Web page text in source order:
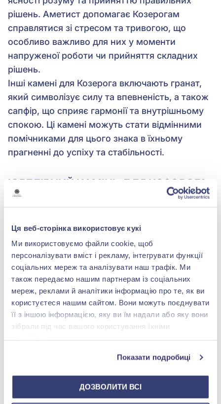
Ця веб-сторінка використовує кукі
Ми використовуємо файли cookie, щоб
персоналізувати вміст і рекламу, інтегрувати функції
соціальних мереж та аналізувати наш трафік. Ми
також передаємо нашим партнерам із соціальних
мереж, реклами й аналітики інформацію про те, як ви
користуєтеся нашим сайтом. Вони можуть поєднувати
її з іншою інформацією, яку ви їм надали або яку вони
зібрали під час вашого користування їхніми
Показати подробиці
ДОЗВОЛИТИ ВСІ
рішень. Аметист допомагає Козерогам
справлятися зі стресом та тривогою, що
особливо важливо для них у моменти
напруженої роботи чи прийняття складних
рішень.
Інші камені для Козерога включають гранат,
який символізує силу та впевненість, а також
сапфір, що сприяє гармонії та внутрішньому
спокою. Ці камені можуть стати відмінними
помічниками для цього знака в їхньому
прагненні до успіху та стабільності.
ЮВЕЛІРНИЙ КАМІНЬ ДЛЯ КОЗОРОГА
ЖІНКИ
Жінка Козоріг відрізняється особливою
грацією та витонченістю. Для них ідеальним
вибором буде смарагд. Цей камінь для
Козерога символізує любов, удачу та
процвітання. Смарагд допомагає жінкам
розкрити свої творчі здібності та налагодити
гармонійні стосунки з оточенням. Він також
сприяє розвитку інтуїції, що може бути